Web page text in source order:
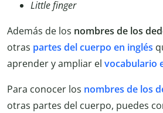
Little finger
Además de los nombres de los
otras partes del cuerpo en inglés
aprender y ampliar el vocabulario
Para conocer los nombres de los
otras partes del cuerpo, puedes